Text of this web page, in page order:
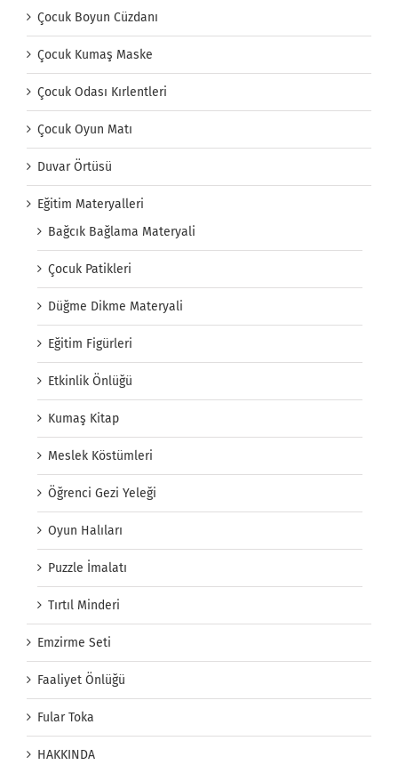
Çocuk Boyun Cüzdanı
Çocuk Kumaş Maske
Çocuk Odası Kırlentleri
Çocuk Oyun Matı
Duvar Örtüsü
Eğitim Materyalleri
Bağcık Bağlama Materyali
Çocuk Patikleri
Düğme Dikme Materyali
Eğitim Figürleri
Etkinlik Önlüğü
Kumaş Kitap
Meslek Köstümleri
Öğrenci Gezi Yeleği
Oyun Halıları
Puzzle İmalatı
Tırtıl Minderi
Emzirme Seti
Faaliyet Önlüğü
Fular Toka
HAKKINDA